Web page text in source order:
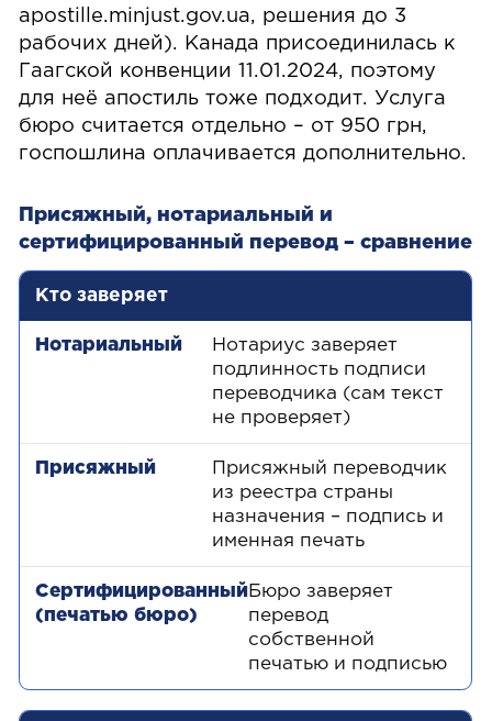
apostille.minjust.gov.ua, решения до 3
рабочих дней). Канада присоединилась к
Гаагской конвенции 11.01.2024, поэтому
для неё апостиль тоже подходит. Услуга
бюро считается отдельно – от 950 грн,
госпошлина оплачивается дополнительно.
Присяжный, нотариальный и
сертифицированный перевод – сравнение
Критерий Нотариальный
Кто заверяет
Нотариус заверяет
подлинность подписи
переводчика (сам текст
не проверяет)
Присяжный переводчик
из реестра страны
назначения – подпись и
именная печать
Бюро заверяет
перевод
собственной
печатью и подписью